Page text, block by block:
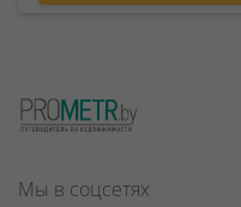
Мы в соцсетях